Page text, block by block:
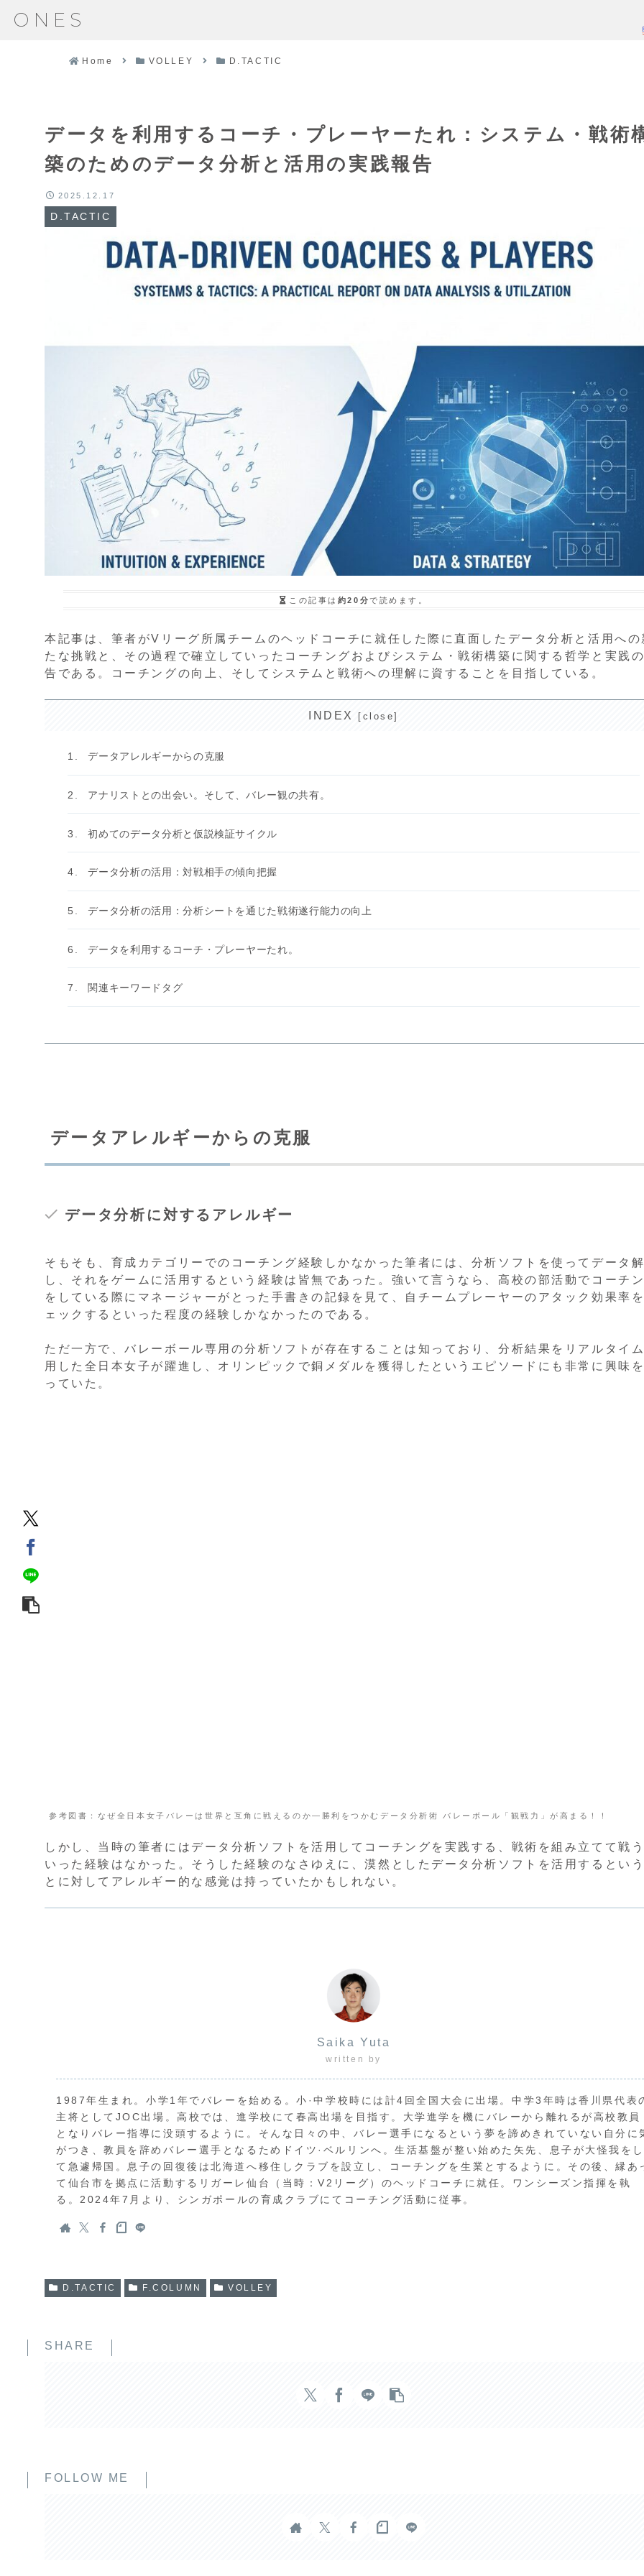
ONES
Home VOLLEY D.TACTIC
データを利用するコーチ・プレーヤーたれ：システム・戦術
築のためのデータ分析と活用の実践報告
D.TACTIC
2025.12.17
この記事は 約20分で読めます。
本記事は、筆者がVリーグ所属チームのヘッドコーチに就任した際に直面したデータ分析と活用への
たな挑戦と、その過程で確立していったコーチングおよびシステム・戦術構築に関する哲学と実践
告である。コーチングの向上、そしてシステムと戦術への理解に資することを目指している。
INDEX
データアレルギーからの克服
アナリストとの出会い。そして、バレー観の共有。
初めてのデータ分析と仮説検証サイクル
データ分析の活用：対戦相手の傾向把握
データ分析の活用：分析シートを通じた戦術遂行能力の向上
データを利用するコーチ・プレーヤーたれ。
関連キーワードタグ
データアレルギーからの克服
データ分析に対するアレルギー
そもそも、育成カテゴリーでのコーチング経験しかなかった筆者には、分析ソフトを使ってデータ
し、それをゲームに活用するという経験は皆無であった。強いて言うなら、高校の部活動でコーチ
をしている際にマネージャーがとった手書きの記録を見て、自チームプレーヤーのアタック効果率
ェックするといった程度の経験しかなかったのである。
ただ一方で、バレーボール専用の分析ソフトが存在することは知っており、分析結果をリアルタイ
用した全日本女子が躍進し、オリンピックで銅メダルを獲得したというエピソードにも非常に興味
っていた。
参考図書：なぜ全日本女子バレーは世界と互角に戦えるのか―勝利をつかむデータ分析術 バレーボール「観戦力」が高まる！！
しかし、当時の筆者にはデータ分析ソフトを活用してコーチングを実践する、戦術を組み立てて戦
いった経験はなかった。そうした経験のなさゆえに、漠然としたデータ分析ソフトを活用するとい
とに対してアレルギー的な感覚は持っていたかもしれない。
Saika Yuta
written by
1987年生まれ。小学1年でバレーを始める。小·中学校時には計4回全国大会に出場。中学3年時は香川県代表
主将としてJOC出場。高校では、進学校にて春高出場を目指す。大学進学を機にバレーから離れるが高校教員
となりバレー指導に没頭するように。そんな日々の中、バレー選手になるという夢を諦めきれていない自分に
がつき、教員を辞めバレー選手となるためドイツ·ベルリンへ。生活基盤が整い始めた矢先、息子が大怪我をし
て急遽帰国。息子の回復後は北海道へ移住しクラブを設立し、コーチングを生業とするように。その後、縁あ
て仙台市を拠点に活動するリガーレ仙台（当時：V2リーグ）のヘッドコーチに就任。ワンシーズン指揮を執
る。2024年7月より、シンガポールの育成クラブにてコーチング活動に従事。
D.TACTIC F.COLUMN VOLLEY
SHARE
FOLLOW ME